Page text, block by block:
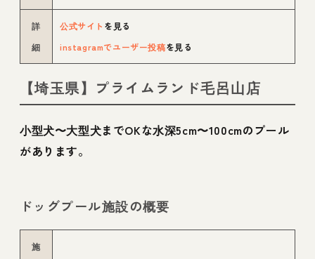
詳
細
公式サイト を見る
instagramでユーザー投稿を見る
【埼玉県】プライムランド毛呂山店
小型犬〜大型犬までOKな水深5cm〜100cmのプール
があります。
ドッグプール施設の概要
施